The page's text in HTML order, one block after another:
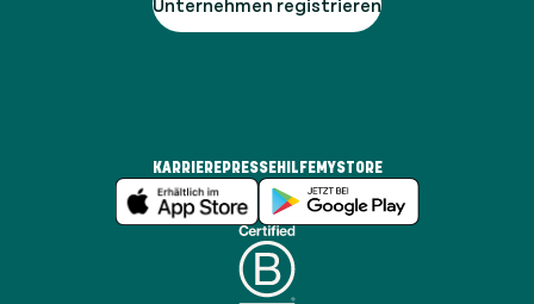
KARRIEREPRESSEHILFEMYSTORE